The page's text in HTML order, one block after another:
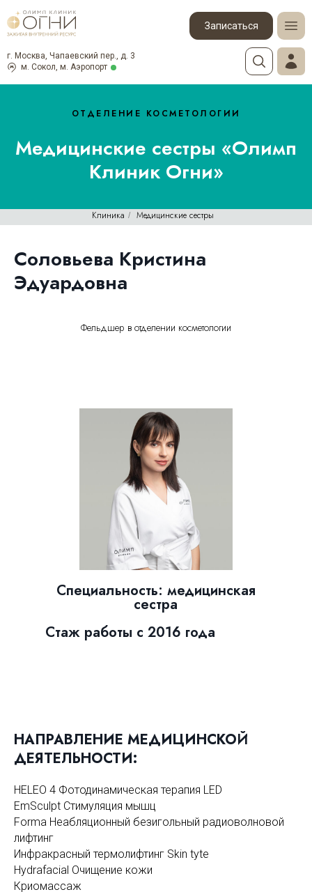
Записаться
м. Сокол, м. Аэропорт
г. Москва, Чапаевский пер., д. 3
ОТДЕЛЕНИЕ КОСМЕТОЛОГИИ
Медицинские сестры «Олимп
Клиник Огни»
Клиника / Медицинские сестры
Соловьева Кристина
Эдуардовна
Фельдшер в отделении косметологии
Специальность: медицинская
сестра
Стаж работы с 2016 года
НАПРАВЛЕНИЕ МЕДИЦИНСКОЙ
ДЕЯТЕЛЬНОСТИ:
HELEO 4 Фотодинамическая терапия LED
EmSculpt Стимуляция мышц
Forma Неабляционный безигольный радиоволновой
лифтинг
Инфракрасный термолифтинг Skin tyte
Hydrafacial Очищение кожи
Криомассаж